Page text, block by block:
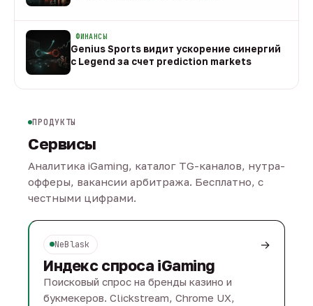
ФИНАНСЫ
Genius Sports видит ускорение синергий
с Legend за счет prediction markets
ПРОДУКТЫ
Сервисы
Аналитика iGaming, каталог TG-каналов, нутра-
офферы, вакансии арбитража. Бесплатно, с
честными цифрами.
NeBlask →
Индекс спроса iGaming
Поисковый спрос на бренды казино и
букмекеров. Clickstream, Chrome UX,